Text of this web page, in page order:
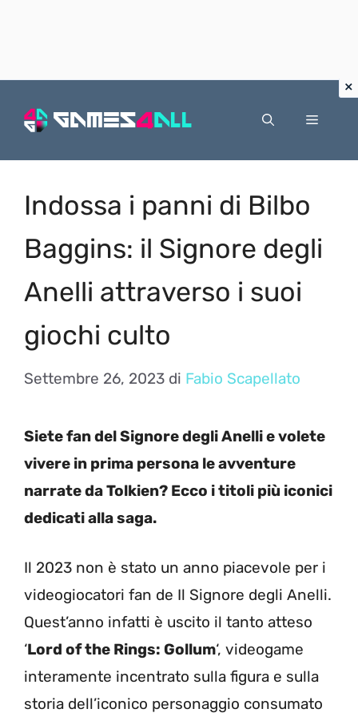
Menu
Indossa i panni di Bilbo
Baggins: il Signore degli
Anelli attraverso i suoi
giochi culto
Settembre 26, 2023 di Fabio Scapellato
Siete fan del Signore degli Anelli e volete
vivere in prima persona le avventure
narrate da Tolkien? Ecco i titoli più iconici
dedicati alla saga.
Il 2023 non è stato un anno piacevole per i
videogiocatori fan de Il Signore degli Anelli.
Quest’anno infatti è uscito il tanto atteso
‘Lord of the Rings: Gollum‘, videogame
interamente incentrato sulla figura e sulla
storia dell’iconico personaggio consumato